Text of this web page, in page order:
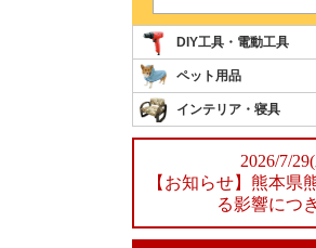
DIY工具・電動工具
ペット用品
インテリア・寝具
2026/7/29(
【お知らせ】熊本県
る影響につ